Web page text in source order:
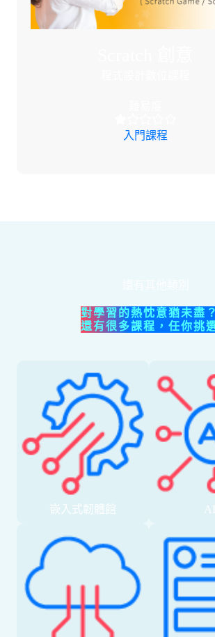
入門課程
對學習的熱忱意猶未盡？
還有很多課程，任你挑
嵌入式韌體館